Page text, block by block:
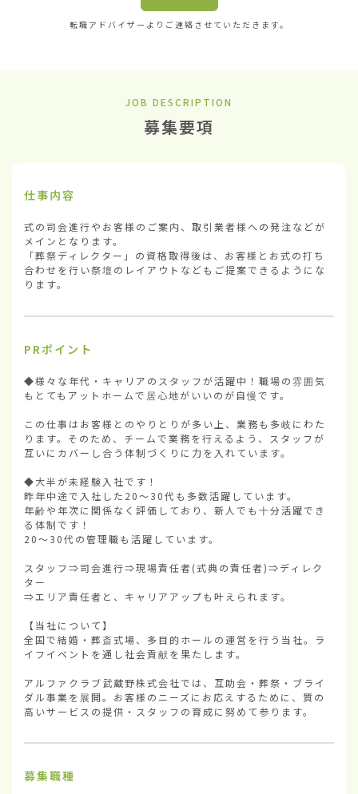
転職アドバイザーよりご連絡させていただきます。
JOB DESCRIPTION
募集要項
仕事内容
式の司会進行やお客様のご案内、取引業者様への発注などが
メインとなります。
「葬祭ディレクター」の資格取得後は、お客様とお式の打ち
合わせを行い祭壇のレイアウトなどもご提案できるようにな
ります。
PRポイント
◆様々な年代・キャリアのスタッフが活躍中！職場の雰囲気
もとてもアットホームで居心地がいいのが自慢です。
この仕事はお客様とのやりとりが多い上、業務も多岐にわた
ります。そのため、チームで業務を行えるよう、スタッフが
互いにカバーし合う体制づくりに力を入れています。
◆大半が未経験入社です！
昨年中途で入社した20～30代も多数活躍しています。
年齢や年次に関係なく評価しており、新人でも十分活躍でき
る体制です！
20～30代の管理職も活躍しています。
スタッフ⇒司会進行⇒現場責任者(式典の責任者)⇒ディレク
ター
⇒エリア責任者と、キャリアアップも叶えられます。
【当社について】
全国で結婚・葬斎式場、多目的ホールの運営を行う当社。ラ
イフイベントを通し社会貢献を果たします。
アルファクラブ武蔵野株式会社では、互助会・葬祭・ブライ
ダル事業を展開。お客様のニーズにお応えするために、質の
高いサービスの提供・スタッフの育成に努めて参ります。
募集職種